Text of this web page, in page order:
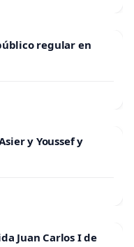
regular en
y Youssef y
Juan Carlos I de